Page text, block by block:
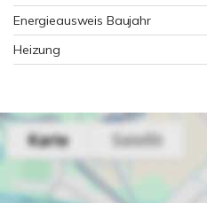
Energieausweis Baujahr
Heizung